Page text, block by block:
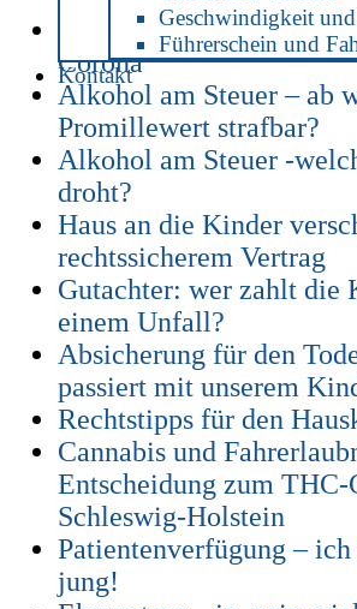
Geschwindigkeit
Führerschein und
Kontakt
Patientenverfügung zu
Corona
Alkohol am Steuer – ab
Promillewert strafbar?
Alkohol am Steuer -
droht?
Haus an die Kinder
rechtssicherem Vertrag
Gutachter: wer zahlt die
einem Unfall?
Absicherung für den
passiert mit unserem
Rechtstipps für den
Cannabis und
Entscheidung zum
Schleswig-Holstein
Patientenverfügung –
jung!